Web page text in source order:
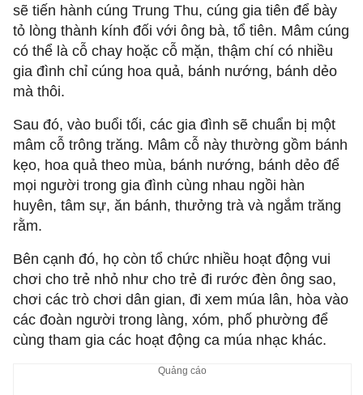
sẽ tiến hành cúng Trung Thu, cúng gia tiên để bày
tỏ lòng thành kính đối với ông bà, tổ tiên. Mâm cúng
có thể là cỗ chay hoặc cỗ mặn, thậm chí có nhiều
gia đình chỉ cúng hoa quả, bánh nướng, bánh dẻo
mà thôi.
Sau đó, vào buổi tối, các gia đình sẽ chuẩn bị một
mâm cỗ trông trăng. Mâm cỗ này thường gồm bánh
kẹo, hoa quả theo mùa, bánh nướng, bánh dẻo để
mọi người trong gia đình cùng nhau ngồi hàn
huyên, tâm sự, ăn bánh, thưởng trà và ngắm trăng
rằm.
Bên cạnh đó, họ còn tổ chức nhiều hoạt động vui
chơi cho trẻ nhỏ như cho trẻ đi rước đèn ông sao,
chơi các trò chơi dân gian, đi xem múa lân, hòa vào
các đoàn người trong làng, xóm, phố phường để
cùng tham gia các hoạt động ca múa nhạc khác.